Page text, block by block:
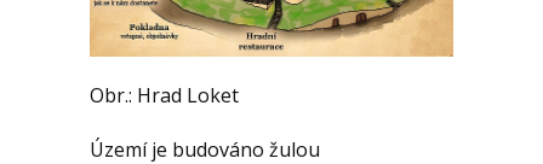
Obr.: Hrad Loket
Území je budováno žulou